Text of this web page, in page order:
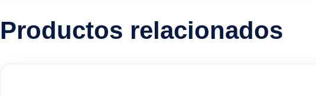
Productos relacionados